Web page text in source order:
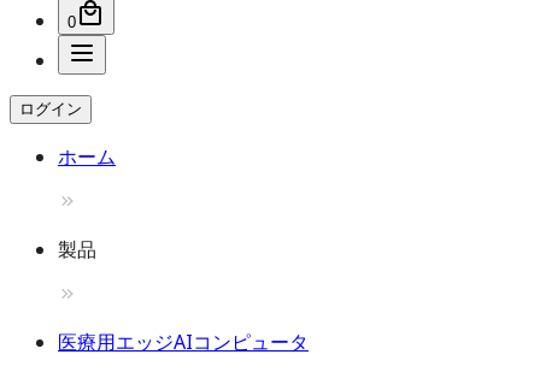
0
ログイン
ホーム
製品
医療用エッジAIコンピュータ